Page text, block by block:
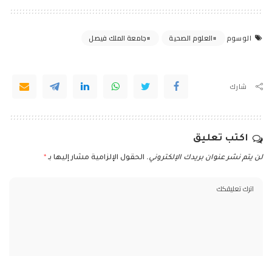
الوسوم العلوم الصحية جامعة الملك فيصل
شارك
اكتب تعليق
لن يتم نشر عنوان بريدك الإلكتروني. الحقول الإلزامية مشار إليها بـ *